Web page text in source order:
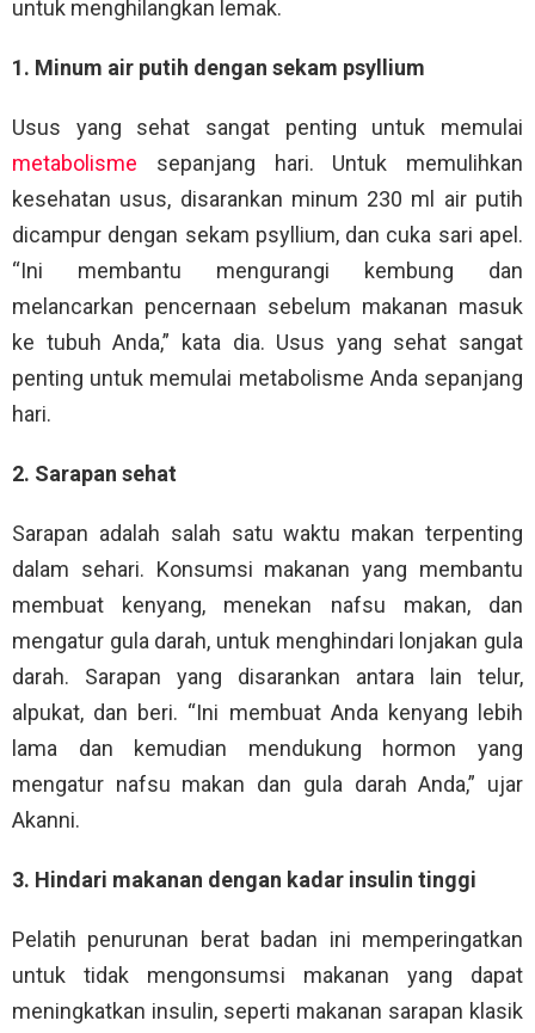
untuk menghilangkan lemak.
1. Minum air putih dengan sekam psyllium
Usus yang sehat sangat penting untuk memulai
metabolisme sepanjang hari. Untuk memulihkan
kesehatan usus, disarankan minum 230 ml air putih
dicampur dengan sekam psyllium, dan cuka sari apel.
“Ini membantu mengurangi kembung dan
melancarkan pencernaan sebelum makanan masuk
ke tubuh Anda,” kata dia. Usus yang sehat sangat
penting untuk memulai metabolisme Anda sepanjang
hari.
2. Sarapan sehat
Sarapan adalah salah satu waktu makan terpenting
dalam sehari. Konsumsi makanan yang membantu
membuat kenyang, menekan nafsu makan, dan
mengatur gula darah, untuk menghindari lonjakan gula
darah. Sarapan yang disarankan antara lain telur,
alpukat, dan beri. “Ini membuat Anda kenyang lebih
lama dan kemudian mendukung hormon yang
mengatur nafsu makan dan gula darah Anda,” ujar
Akanni.
3. Hindari makanan dengan kadar insulin tinggi
Pelatih penurunan berat badan ini memperingatkan
untuk tidak mengonsumsi makanan yang dapat
meningkatkan insulin, seperti makanan sarapan klasik